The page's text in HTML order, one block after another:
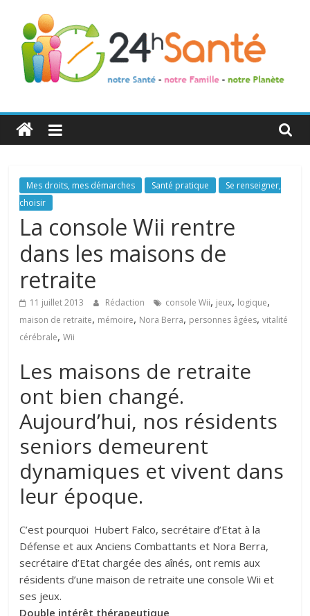
24h
Santé
La
santé
de
toute
famille
Mes droits, mes démarches Santé pratique
Se renseigner,
choisir
La console Wii rentre
dans les maisons de
retraite
11 juillet 2013 Rédaction console Wii, jeux, logique,
maison de retraite, mémoire, Nora Berra, personnes âgées,vitalité
cérébrale,Wii
Les maisons de retraite
ont bien changé.
Aujourd’hui, nos résidents
seniors demeurent
dynamiques et vivent dans
leur époque.
C’est pourquoi Hubert Falco, secrétaire d’Etat à la
Défense et aux Anciens Combattants et Nora Berra,
secrétaire d’Etat chargée des aînés, ont remis aux
résidents d’une maison de retraite une console Wii et
ses jeux.
Double intérêt thérapeutique